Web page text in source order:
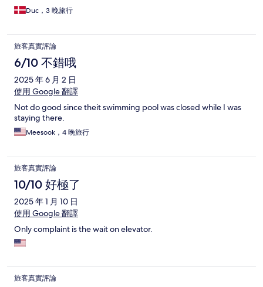
Duc，3 晚旅行
旅客真實評論
6/10 不錯哦
2025 年 6 月 2 日
使用 Google 翻譯
Not do good since theit swimming pool was closed while I was
staying there.
Meesook，4 晚旅行
旅客真實評論
10/10 好極了
2025 年 1 月 10 日
使用 Google 翻譯
Only complaint is the wait on elevator.
旅客真實評論